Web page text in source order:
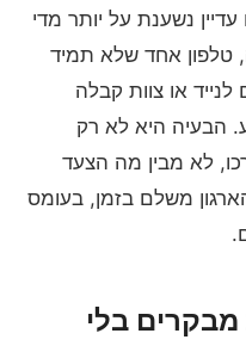
נשענת על יותר מדי
טלפון אחד שלא תמיד
או צוות קבלה
הבעיה היא לא רק
לא מבין מה הצעד
משלם בזמן, בעומס
מבקרים בלי